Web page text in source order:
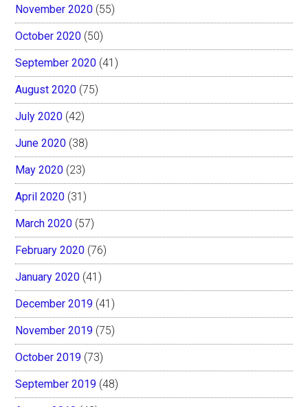
November 2020 (55)
October 2020 (50)
September 2020 (41)
August 2020 (75)
July 2020 (42)
June 2020 (38)
May 2020 (23)
April 2020 (31)
March 2020 (57)
February 2020 (76)
January 2020 (41)
December 2019 (41)
November 2019 (75)
October 2019 (73)
September 2019 (48)